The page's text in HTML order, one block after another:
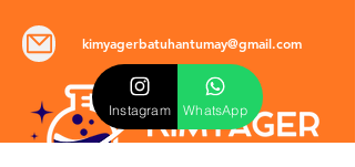
kimyagerbatuhantumay@gmail.com
Instagram WhatsApp